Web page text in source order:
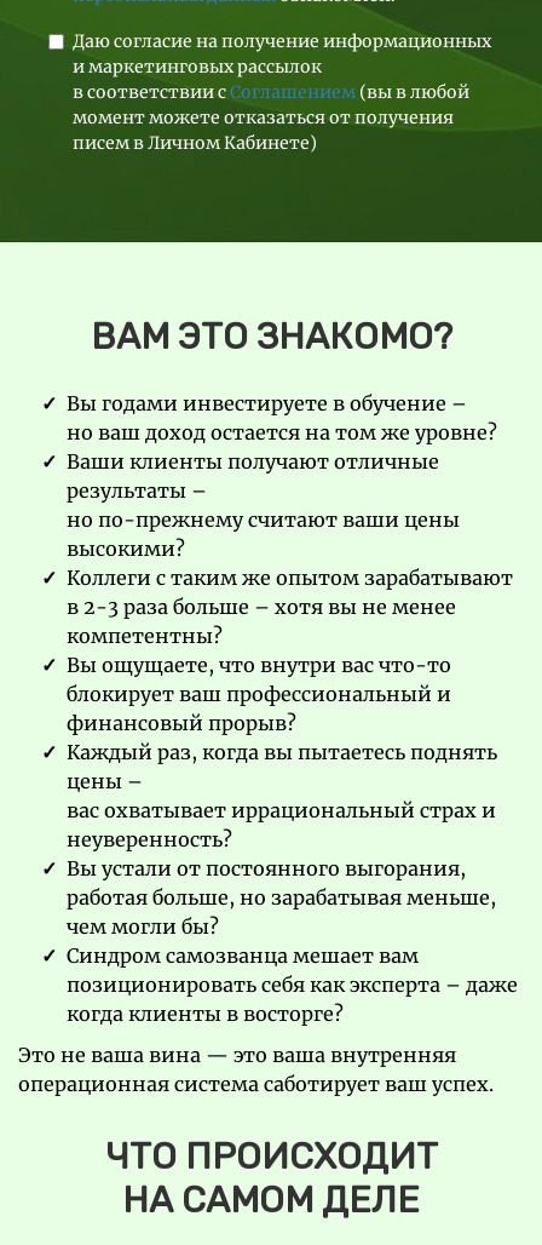
Даю согласие на получение информационных
и маркетинговых рассылок
в соответствии сСоглашением (вы в любой
момент можете отказаться от получения
писем в Личном Кабинете)
ВАМ ЭТО ЗНАКОМО?
Вы годами инвестируете в обучение –
но ваш доход остается на том же уровне?
Ваши клиенты получают отличные
результаты –
но по-прежнему считают ваши цены
высокими?
Коллеги с таким же опытом зарабатывают
в 2-3 раза больше – хотя вы не менее
компетентны?
Вы ощущаете, что внутри вас что-то
блокирует ваш профессиональный и
финансовый прорыв?
Каждый раз, когда вы пытаетесь поднять
цены –
вас охватывает иррациональный страх и
неуверенность?
Вы устали от постоянного выгорания,
работая больше, но зарабатывая меньше,
чем могли бы?
Синдром самозванца мешает вам
позиционировать себя как эксперта – даже
когда клиенты в восторге?
Это не ваша вина — это ваша внутренняя
операционная система саботирует ваш успех.
ЧТО ПРОИСХОДИТ
НА САМОМ ДЕЛЕ